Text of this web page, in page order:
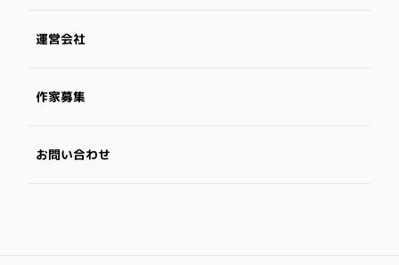
運営会社
作家募集
お問い合わせ